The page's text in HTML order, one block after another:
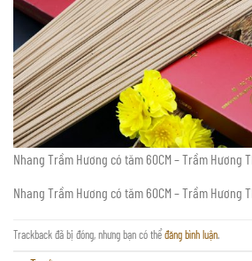
Nhang Trầm Hương có tăm 60CM – Trầm Hương
Nhang Trầm Hương có tăm 60CM – Trầm Hương
Trackback đã bị đóng, nhưng bạn có thểđăng bình luận.